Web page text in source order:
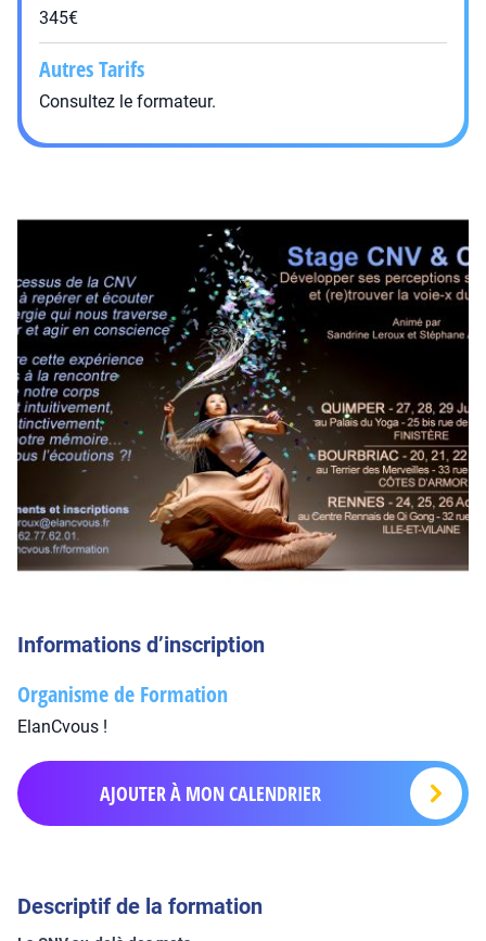
345€
Autres Tarifs
Consultez le formateur.
Informations d’inscription
Organisme de Formation
ElanCvous !
AJOUTER À MON CALENDRIER
Descriptif de la formation